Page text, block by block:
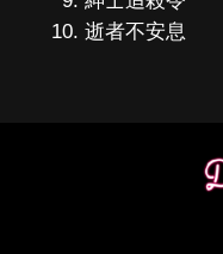
逝者不安息